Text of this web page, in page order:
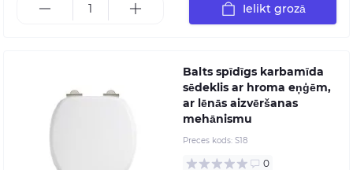
Ielikt grozā
Balts spīdīgs karbamīda
sēdeklis ar hroma eņģēm,
ar lēnās aizvēršanas
mehānismu
Preces kods: S18
0